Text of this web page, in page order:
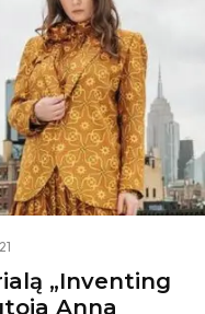
„Inventing
Anna